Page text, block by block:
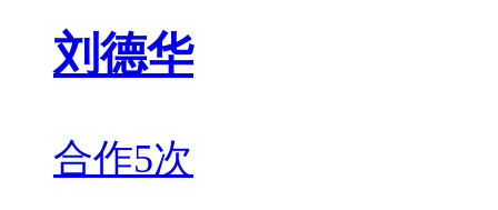
刘德华
合作5次